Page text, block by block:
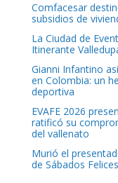
Comfacesar
subsidios de
La Ciudad de
Itinerante
Gianni Infantino
en Colombia: un
deportiva
EVAFE 2026
ratificó su
del vallenato
Murió el
de Sábados Felices